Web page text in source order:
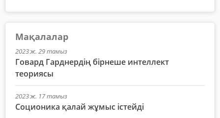
Мақалалар
2023 ж. 29 тамыз
Говард Гарднердің бірнеше интеллект
теориясы
2023 ж. 17 тамыз
Соционика қалай жұмыс істейді